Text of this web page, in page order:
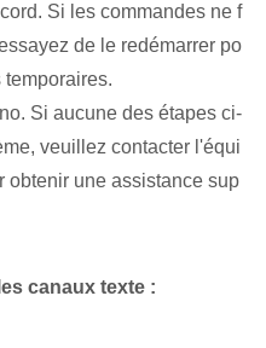
Si les commandes ne f
de le redémarrer po
Si aucune des étapes ci-
veuillez contacter l'équi
obtenir une assistance sup
canaux texte‌ :